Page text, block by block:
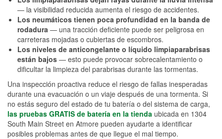
— la visibilidad reducida aumenta el riesgo de accidentes.
Los neumáticos tienen poca profundidad en la banda de
rodadura — una tracción deficiente puede ser peligrosa en
carreteras mojadas o cubiertas de escombros.
Los niveles de anticongelante o líquido limpiaparabrisas
están bajos — esto puede provocar sobrecalentamiento o
dificultar la limpieza del parabrisas durante las tormentas.
Una inspección proactiva reduce el riesgo de fallas inesperadas
durante una evacuación o un viaje después de una tormenta. Si
no estás seguro del estado de tu batería o del sistema de carga,
las pruebas GRATIS de batería en la tienda ubicada en 1304
South Main Street en Atmore pueden ayudarte a identificar
posibles problemas antes de que llegue el mal tiempo.